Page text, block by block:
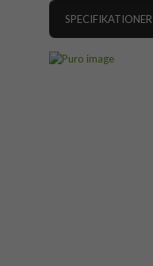
SPECIFIKATIONER